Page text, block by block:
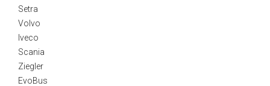
Setra
Volvo
Iveco
Scania
Ziegler
EvoBus